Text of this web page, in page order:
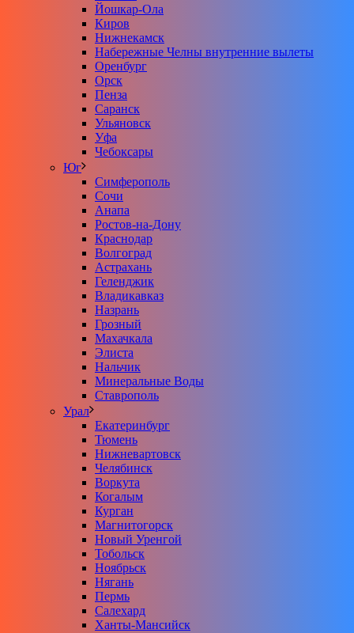
Йошкар-Ола
Киров
Нижнекамск
Набережные Челны внутренние вылеты
Оренбург
Орск
Пенза
Саранск
Ульяновск
Уфа
Чебоксары
Юг
Симферополь
Сочи
Анапа
Ростов-на-Дону
Краснодар
Волгоград
Астрахань
Геленджик
Владикавказ
Назрань
Грозный
Махачкала
Элиста
Нальчик
Минеральные Воды
Ставрополь
Урал
Екатеринбург
Тюмень
Нижневартовск
Челябинск
Воркута
Когалым
Курган
Магнитогорск
Новый Уренгой
Тобольск
Ноябрьск
Нягань
Пермь
Салехард
Ханты-Мансийск